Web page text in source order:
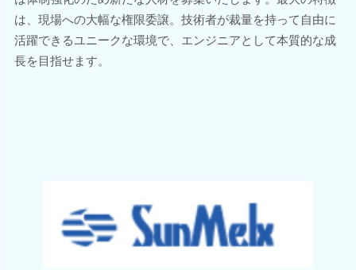
は、現場への大幅な権限委譲。技術者が裁量を持って自由に
活躍できるユニークな環境で、エンジニアとして本質的な成
長を目指せます。